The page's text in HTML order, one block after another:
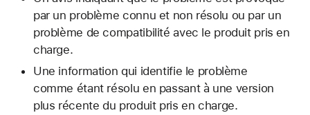
par un problème connu et non résolu ou par un
problème de compatibilité avec le produit pris en
charge.
Une information qui identifie le problème
comme étant résolu en passant à une version
plus récente du produit pris en charge.